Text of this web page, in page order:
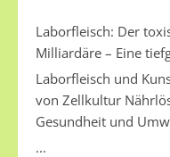
Laborfleisch: Der
Milliardäre – Eine
Laborfleisch und
von Zellkultur
Gesundheit und
...